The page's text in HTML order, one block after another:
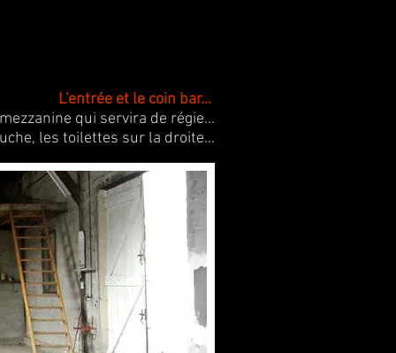
L'entrée et le coin bar...
qui servira de régie...
les toilettes sur la droite...